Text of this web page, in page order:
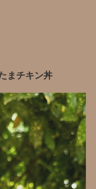
まチキン丼